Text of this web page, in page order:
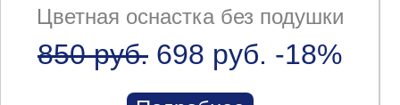
Цветная оснастка без подушки
850 руб. 698 руб. -18%